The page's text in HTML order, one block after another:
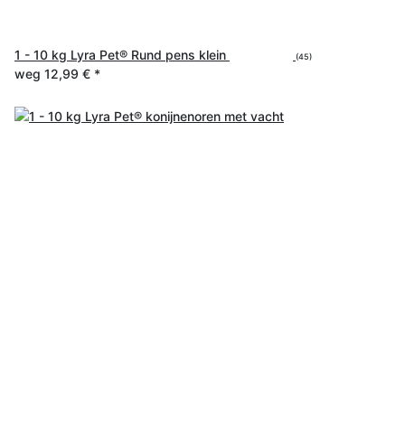
1 - 10 kg Lyra Pet® Rund pens klein (45)
weg 12,99 € *